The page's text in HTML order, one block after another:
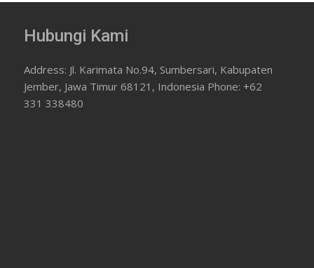
Hubungi Kami
Address: Jl. Karimata No.94, Sumbersari, Kabupaten
Jember, Jawa Timur 68121, Indonesia Phone: +62
331 338480